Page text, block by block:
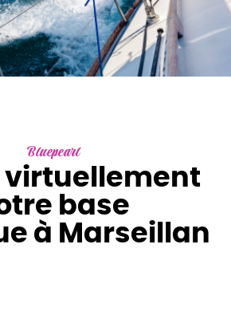
Bluepearl
virtuellement
base
à Marseillan